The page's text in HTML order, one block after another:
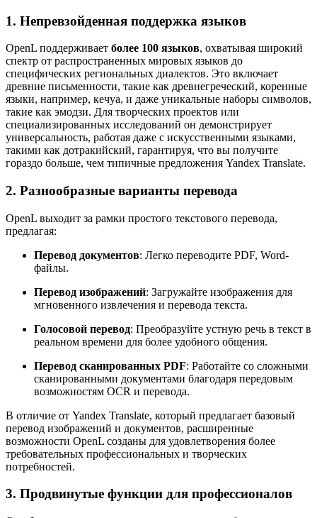
1. Непревзойденная поддержка языков
OpenL поддерживает более 100 языков, охватывая широкий
спектр от распространенных мировых языков до
специфических региональных диалектов. Это включает
древние письменности, такие как древнегреческий, коренные
языки, например, кечуа, и даже уникальные наборы символов,
такие как эмодзи. Для творческих проектов или
специализированных исследований он демонстрирует
универсальность, работая даже с искусственными языками,
такими как дотракийский, гарантируя, что вы получите
гораздо больше, чем типичные предложения Yandex Translate.
2. Разнообразные варианты перевода
OpenL выходит за рамки простого текстового перевода,
предлагая:
Перевод документов: Легко переводите PDF, Word-
файлы.
Перевод изображений: Загружайте изображения для
мгновенного извлечения и перевода текста.
Голосовой перевод: Преобразуйте устную речь в текст в
реальном времени для более удобного общения.
Перевод сканированных PDF: Работайте со сложными
сканированными документами благодаря передовым
возможностям OCR и перевода.
В отличие от Yandex Translate, который предлагает базовый
перевод изображений и документов, расширенные
возможности OpenL созданы для удовлетворения более
требовательных профессиональных и творческих
потребностей.
3. Продвинутые функции для профессионалов